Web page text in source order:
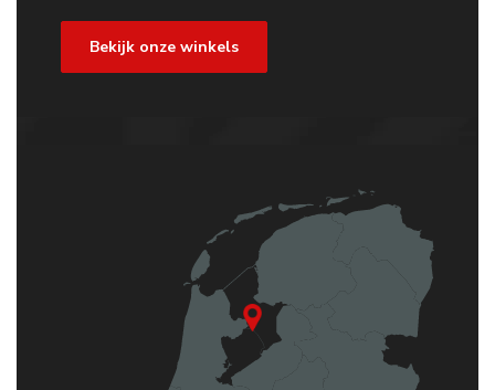
Bekijk onze winkels